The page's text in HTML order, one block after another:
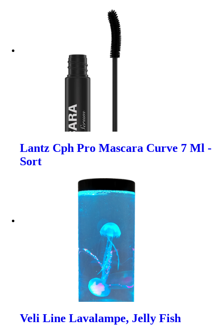
Lantz Cph Pro Mascara Curve 7 Ml -
Sort
Veli Line Lavalampe, Jelly Fish